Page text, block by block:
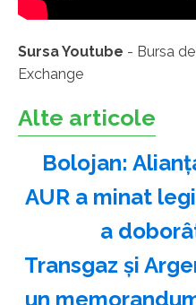
Sursa Youtube - Bursa
Exchange
Alte articole
Bolojan:
AUR a minat
a
Transgaz şi
un